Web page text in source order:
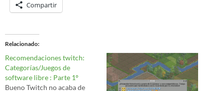
Compartir
Relacionado
Recomendaciones twitch:
Categorías/Juegos de
software libre : Parte 1º
Bueno Twitch no acaba de